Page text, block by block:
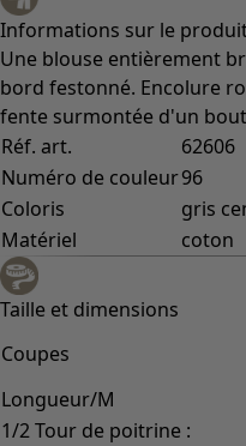
Informations sur le
Une blouse entièrement
bord festonné. Encolure
fente surmontée d'un
Réf. art.
62606
Numéro de couleur96
Coloris
gris
Matériel
coton
Taille et dimensions
Coupes
Longueur/M
1/2 Tour de poitrine :